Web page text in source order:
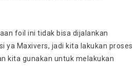
foil ini tidak bisa dijalankan
ya Maxivers, jadi kita lakukan proses
kita gunakan untuk melakukan